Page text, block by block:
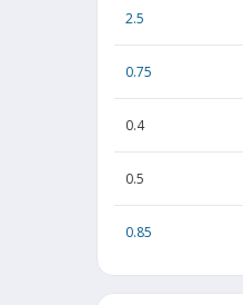
2.5
0.75
0.4
0.5
0.85